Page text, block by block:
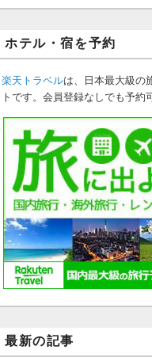
ホテル・宿を予約
楽天トラベルは、日本最大級の
トです。会員登録なしでも予約
最新の記事